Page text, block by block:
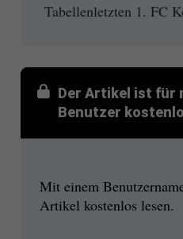
Tabellenletzten 1. FC
Der Artikel ist für
Benutzer
Mit einem
Artikel kostenlos lesen.